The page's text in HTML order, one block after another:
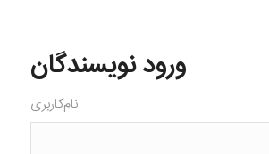
ورود نویسندگان
نام‌کاربری